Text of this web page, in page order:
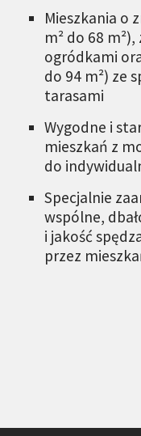
Mieszkania o
m² do 68
ogródkami
do 94 m²) ze
tarasami
Wygodne i
mieszkań z
do
Specjalnie
wspólne,
i jakość
przez